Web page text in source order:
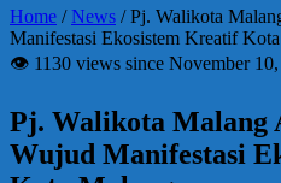
Home /News /Pj. Walikota
Manifestasi Ekosistem Kreatif
👁 1130 views since November
Pj. Walikota Malang
Wujud Manifestasi